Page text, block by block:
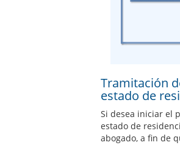
Tramitación
estado de
Si desea iniciar el
estado de
abogado, a fin de